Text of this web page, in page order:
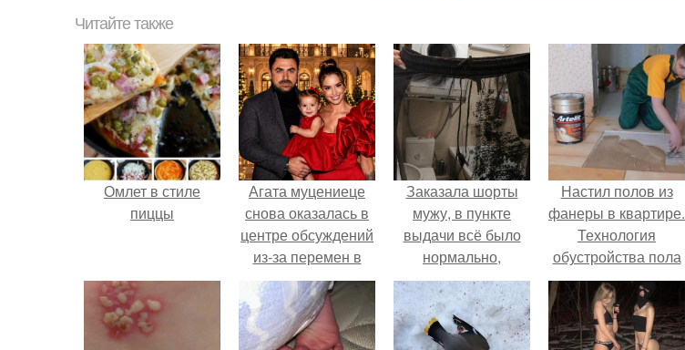
Читайте также
Омлет в стиле
пиццы
Агата муцениеце
снова оказалась в
центре обсуждений
из-за перемен в
личной жизни.
Заказала шорты
мужу, в пункте
выдачи всё было
нормально,
примерил все
хорошо, ничего не
предвещало беды.
Настил полов из
фанеры в квартире.
Технология
обустройства пола
из фанеры